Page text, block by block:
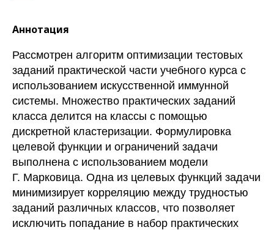
Аннотация
Рассмотрен алгоритм оптимизации тестовых
заданий практической части учебного курса с
использованием искусственной иммунной
системы. Множество практических заданий
класса делится на классы с помощью
дискретной кластеризации. Формулировка
целевой функции и ограничений задачи
выполнена с использованием модели
Г. Марковица. Одна из целевых функций задачи
минимизирует корреляцию между трудностью
заданий различных классов, что позволяет
исключить попадание в набор практических